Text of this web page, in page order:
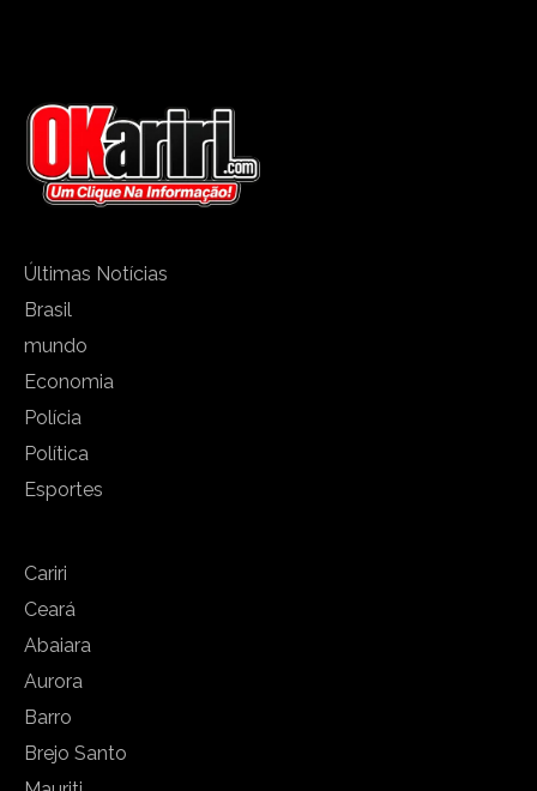
Últimas Notícias
Brasil
mundo
Economia
Polícia
Política
Esportes
Cariri
Ceará
Abaiara
Aurora
Barro
Brejo Santo